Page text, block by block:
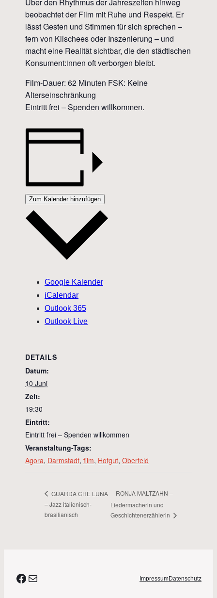
beobachtet der Film mit Ruhe und Respekt. Er
lässt Gesten und Stimmen für sich sprechen –
fern von Klischees oder Inszenierung – und
macht eine Realität sichtbar, die den städtischen
Konsument:innen oft verborgen bleibt.
Film-Dauer: 62 Minuten FSK: Keine
Alterseinschränkung
Eintritt frei – Spenden willkommen.
Zum Kalender hinzufügen
Google Kalender
iCalendar
Outlook 365
Outlook Live
DETAILS
Datum:
10 Juni
Zeit:
19:30
Eintritt:
Eintritt frei – Spenden willkommen
Veranstaltung-Tags:
Agora, Darmstadt, film, Hofgut, Oberfeld
GUARDA CHE LUNA
– Jazz italienisch-
brasilianisch
RONJA MALTZAHN –
Liedermacherin und
Geschichtenerzählerin
#agora
E-Mail ImpressumDatenschutz